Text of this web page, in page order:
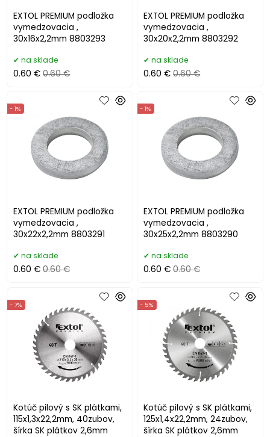
EXTOL PREMIUM podložka
vymedzovacia ,
30x16x2,2mm 8803293
na sklade
0.60 € 0.60 €
EXTOL PREMIUM podložka
vymedzovacia ,
30x20x2,2mm 8803292
na sklade
0.60 € 0.60 €
EXTOL PREMIUM podložka
vymedzovacia ,
30x22x2,2mm 8803291
- 1%
na sklade
0.60 € 0.60 €
EXTOL PREMIUM podložka
vymedzovacia ,
30x25x2,2mm 8803290
- 1%
na sklade
0.60 € 0.60 €
Kotúč pilový s SK plátkami,
115x1,3x22,2mm, 40zubov,
šírka SK plátkov 2,6mm
- 7%
Kotúč pilový s SK plátkami,
125x1,4x22,2mm, 24zubov,
šírka SK plátkov 2,6mm
- 5%